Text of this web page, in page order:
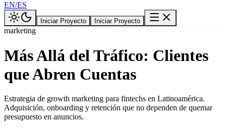
EN/ES
Iniciar Proyecto Iniciar Proyecto
marketing
Más Allá del Tráfico: Clientes
que Abren Cuentas
Estrategia de growth marketing para fintechs en Latinoamérica.
Adquisición, onboarding y retención que no dependen de quemar
presupuesto en anuncios.